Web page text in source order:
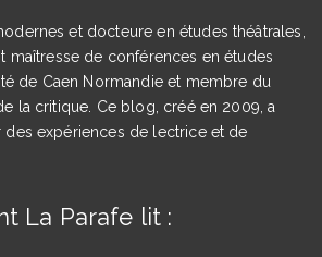
et docteure en études théâtrales,
maîtresse de conférences en études
de Caen Normandie et membre du
la critique. Ce blog, créé en 2009, a
expériences de lectrice et de
La Parafe lit :